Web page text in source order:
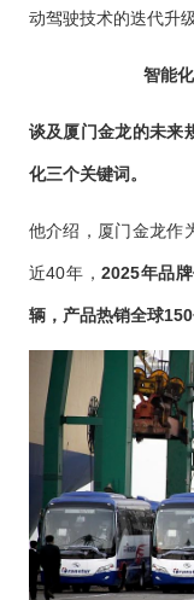
动驾驶技术的迭代升
智能
谈及厦门金龙的未来
化三个关键词。
他介绍，厦门金龙作
近40年，2025年品
辆，产品热销全球150